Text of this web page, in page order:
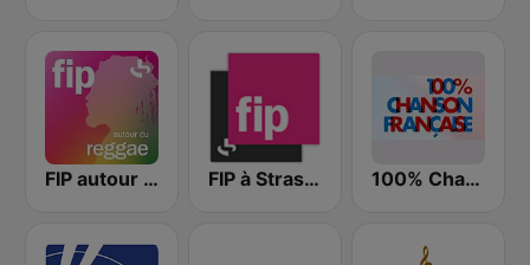
FIP autour du reggae FIP à Strasbourg 100% Chanson Francaise